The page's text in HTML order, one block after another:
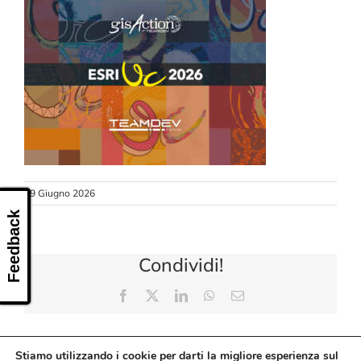
CONTATTI
29 Giugno 2026
Condividi!
Facebook LinkedInWhatsApp
Email
Stiamo utilizzando i cookie per darti la migliore esperienza sul
Feedback